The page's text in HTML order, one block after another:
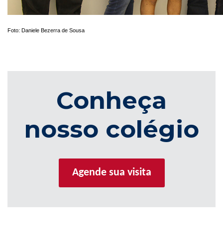
Foto: Daniele Bezerra de Sousa
Conheça
nosso colégio
Agende sua visita